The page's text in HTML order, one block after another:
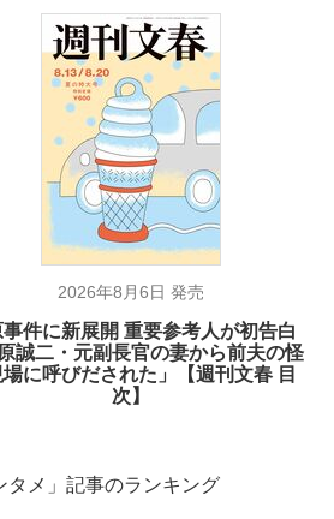
倉本聰氏（91...
2026年8月6日 発売
件に新展開 重要参考人が初告白
原誠二・元副長官の妻から前夫の怪
に呼びだされた」【週刊文春 目
次】
タメ」記事のランキング